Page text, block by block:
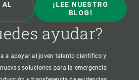
AL
¡LEE NUESTRO
BLOG!
ayudar?
a apoyar al joven talento científico y
soluciones para la emergencia